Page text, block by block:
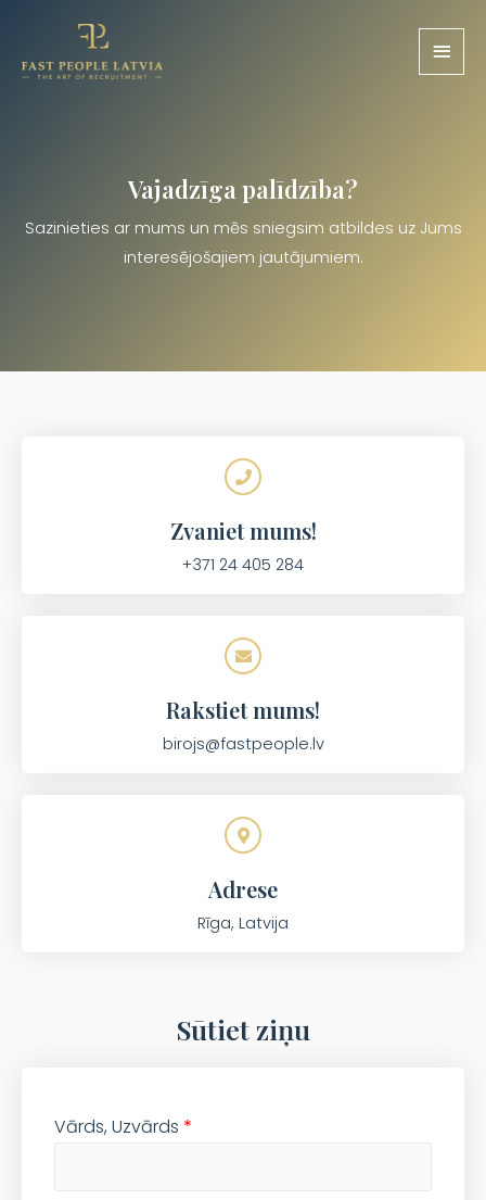
Vajadzīga palīdzība?
Sazinieties ar mums un mēs sniegsim atbildes uz Jums
interesējošajiem jautājumiem.
Zvaniet mums!
+371 24 405 284
Rakstiet mums!
birojs@fastpeople.lv
Adrese
Rīga, Latvija
Sūtiet ziņu
Vārds, Uzvārds *